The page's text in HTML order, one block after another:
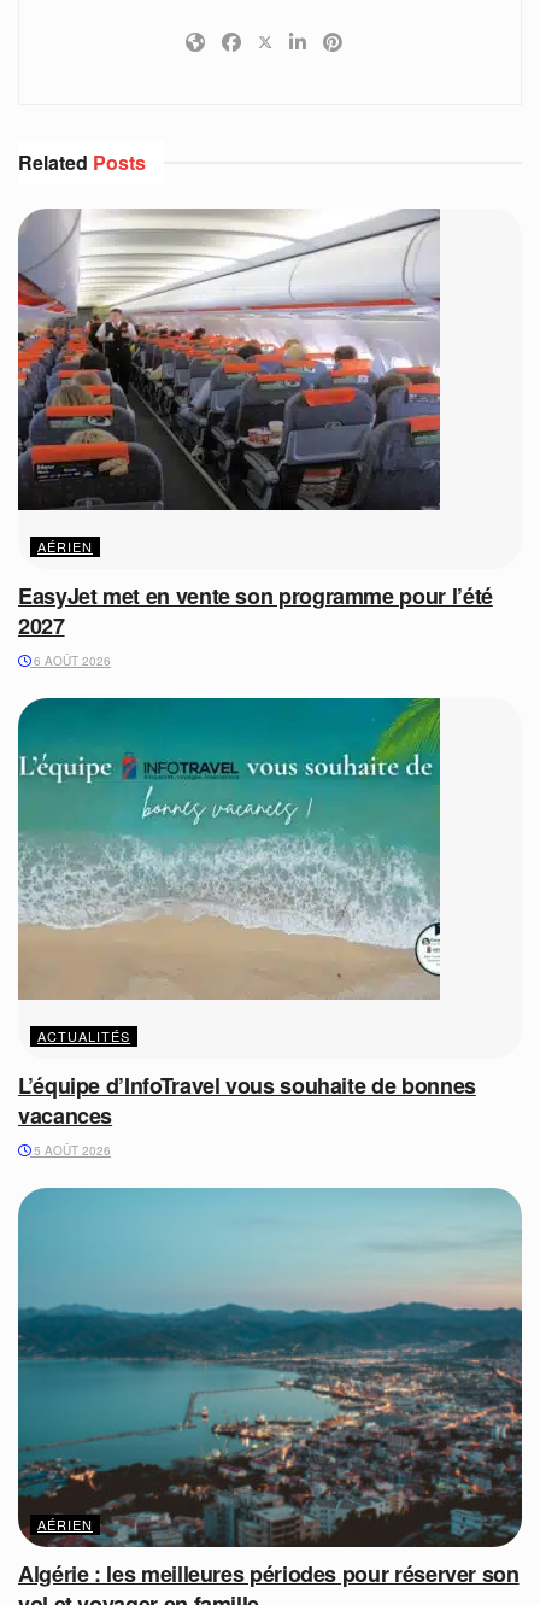
Related Posts
AÉRIEN
EasyJet met en vente son programme pour l’été
2027
6 AOÛT 2026
ACTUALITÉS
L’équipe d’InfoTravel vous souhaite de bonnes
vacances
5 AOÛT 2026
AÉRIEN
Algérie : les meilleures périodes pour réserver son